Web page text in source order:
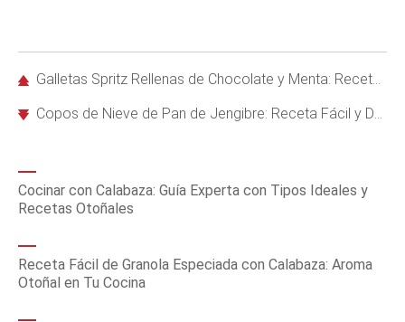
Galletas Spritz Rellenas de Chocolate y Menta: Receta Fácil y Deliciosa
Copos de Nieve de Pan de Jengibre: Receta Fácil y Deliciosa para Navidad
Cocinar con Calabaza: Guía Experta con Tipos Ideales y
Recetas Otoñales
Receta Fácil de Granola Especiada con Calabaza: Aroma
Otoñal en Tu Cocina